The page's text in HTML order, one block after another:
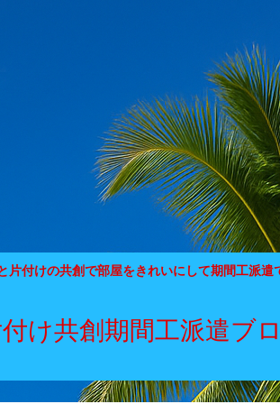
付けの共創で部屋をきれいにして期間工派遣
け共創期間工派遣ブ